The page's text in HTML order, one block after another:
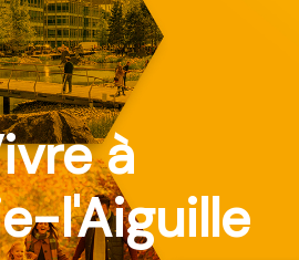
à
l'Aiguille